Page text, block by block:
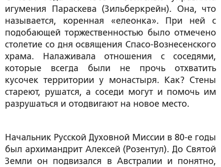
игумения Параскева (Зильберкрейн). Она, что
называется, коренная «елеонка». При ней с
подобающей торжественностью было отмечено
столетие со дня освящения Спасо-Вознесенского
храма. Налаживала отношения с соседями,
которые всегда были не прочь отхватить
кусочек территории у монастыря. Как? Стены
стареют, рушатся, а соседи могут и помочь им
разрушаться и отодвигают на новое место.
Начальник Русской Духовной Миссии в 80-е годы
был архимандрит Алексей (Розентул). До Святой
Земли он подвизался в Австралии и понятно,